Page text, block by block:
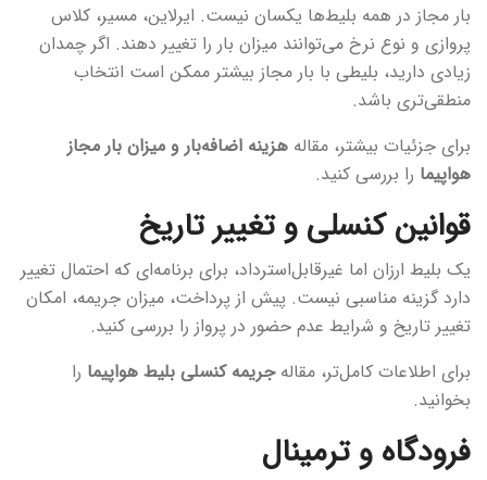
بار مجاز در همه بلیط‌ها یکسان نیست. ایرلاین، مسیر، کلاس
پروازی و نوع نرخ می‌توانند میزان بار را تغییر دهند. اگر چمدان
زیادی دارید، بلیطی با بار مجاز بیشتر ممکن است انتخاب
منطقی‌تری باشد.
برای جزئیات بیشتر، مقاله هزینه اضافه‌بار و میزان بار مجاز
هواپیما را بررسی کنید.
قوانین کنسلی و تغییر تاریخ
یک بلیط ارزان اما غیرقابل‌استرداد، برای برنامه‌ای که احتمال تغییر
دارد گزینه مناسبی نیست. پیش از پرداخت، میزان جریمه، امکان
تغییر تاریخ و شرایط عدم حضور در پرواز را بررسی کنید.
برای اطلاعات کامل‌تر، مقالهجریمه کنسلی بلیط هواپیما را
بخوانید.
فرودگاه و ترمینال